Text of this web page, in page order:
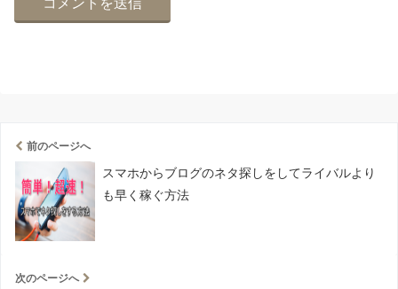
前のページへ
スマホからブログのネタ探しをしてライバルより
も早く稼ぐ方法
次のページへ